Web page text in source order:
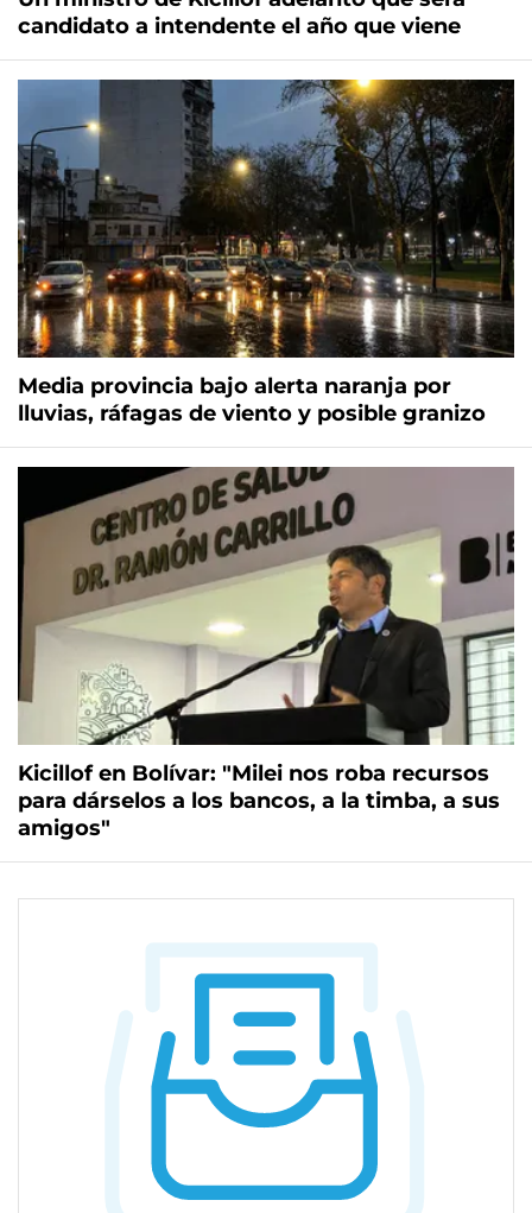
candidato a intendente el año que viene
Media provincia bajo alerta naranja por
lluvias, ráfagas de viento y posible granizo
Kicillof en Bolívar: "Milei nos roba recursos
para dárselos a los bancos, a la timba, a sus
amigos"